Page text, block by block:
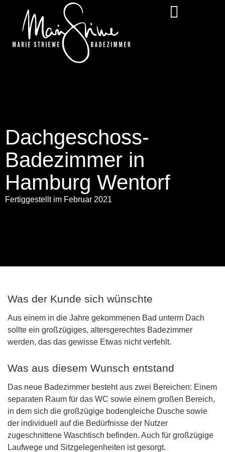
Dachgeschoss-
Badezimmer in
Hamburg Wentorf
Fertiggestellt im Februar 2021
Was der Kunde sich wünschte
Aus einem in die Jahre gekommenen Bad unterm Dach
sollte ein großzügiges, altersgerechtes Badezimmer
werden, das das gewisse Etwas nicht verfehlt.
Was aus diesem Wunsch entstand
Das neue Badezimmer besteht aus zwei Bereichen: Einem
separaten Raum für das WC sowie einem großen Bereich,
in dem sich die großzügige bodengleiche Dusche sowie
der individuell auf die Bedürfnisse der Nutzer
zugeschnittene Waschtisch befinden. Auch für großzügige
Laufwege und Sitzgelegenheiten ist gesorgt.